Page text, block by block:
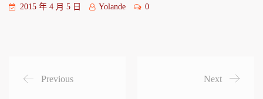
2015 年 4 月 5 日 Yolande 0
Previous Next